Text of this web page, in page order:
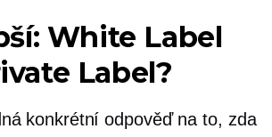
White Label
Label?
konkrétní odpověď na to, zda